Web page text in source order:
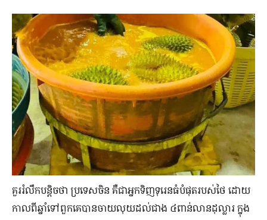
គួររំលឹកបន្តិចថា ប្រទេសចិន គឺជាអ្នកទិញទុរេនធំបំផុតរបស់ថៃ ដោយ
កាលពីឆ្នាំទៅពួកគេបានចាយលុយដល់ជាង ៤ពាន់លានដុល្លារ ក្នុង